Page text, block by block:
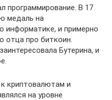
программирование. В 17
медаль на
информатике, и примерно
отца про биткоин.
Бутерина, и
криптовалютам и
на уровне